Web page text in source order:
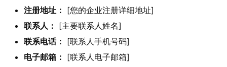
注册地址： [您的企业注册详细地址]
联系人： [主要联系人姓名]
联系电话： [联系人手机号码]
电子邮箱： [联系人电子邮箱]